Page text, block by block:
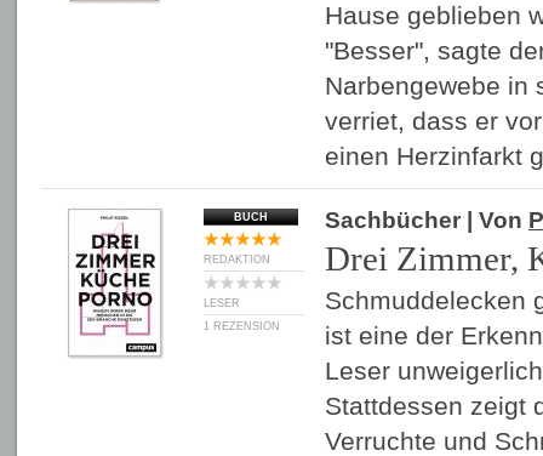
Hause geblieben
"Besser", sagte
Narbengewebe in
verriet, dass er
einen Herzinfarkt
BUCH
REDAKTION
LESER
1 REZENSION
Sachbücher | Von
Drei Zimmer,
Schmuddelecken
ist eine der
Leser
Stattdessen zeigt
Verruchte und